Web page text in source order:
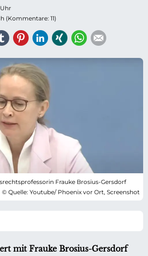
(Kommentare: 11)
tumblrPinterestLinkedIn
Xing WhatsApp
Frauke Brosius-Gersdorf
© Quelle: Youtube/ Phoenix vor Ort, Screenshot
mit Frauke Brosius-Gersdorf